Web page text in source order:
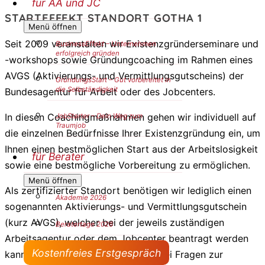
für AA und JC
Menü öffnen
BusinessEffekt – Unternehmen
erfolgreich gründen
GründungsStart – Gut vorbereitet in
die Selbständigkeit
JobStarter – Dein Weg zum
Traumjob
für Berater
Menü öffnen
Akademie 2026
Beratertage 2026
Kostenfreies Erstgespräch
STARTEFFEKT STANDORT GOTHA 1
Seit 2009 veranstalten wir Existenzgründerseminare und
-workshops sowie Gründungcoaching im Rahmen eines
AVGS (Aktivierungs- und Vermittlungsgutscheins) der
Bundesagentur für Arbeit oder des Jobcenters.
In diesen Coachingmaßnahmen gehen wir individuell auf
die einzelnen Bedürfnisse Ihrer Existenzgründung ein, um
Ihnen einen bestmöglichen Start aus der Arbeitslosigkeit
sowie eine bestmögliche Vorbereitung zu ermöglichen.
Als zertifizierter Standort benötigen wir lediglich einen
sogenannten Aktivierungs- und Vermittlungsgutschein
(kurz AVGS), welcher bei der jeweils zuständigen
Arbeitsagentur oder dem Jobcenter beantragt werden
kann. Gerne helfen wir Ihnen auch bei Fragen zur